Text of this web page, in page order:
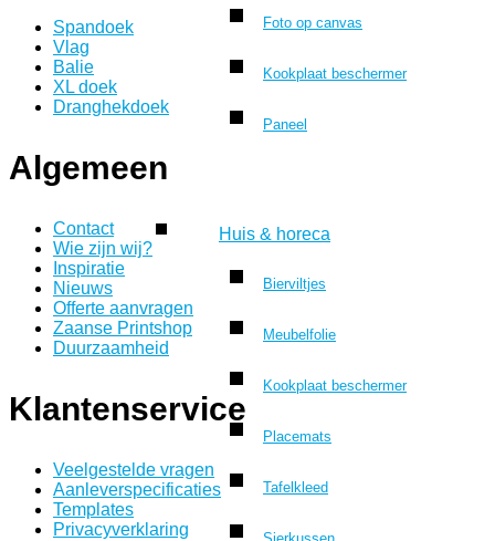
Foto op canvas
Kookplaat beschermer
Paneel
Huis & horeca
Bierviltjes
Meubelfolie
Kookplaat beschermer
Placemats
Tafelkleed
Spandoek
Vlag
Balie
XL doek
Dranghekdoek
Algemeen
Contact
Wie zijn wij?
Inspiratie
Nieuws
Offerte aanvragen
Zaanse Printshop
Duurzaamheid
Klantenservice
Veelgestelde vragen
Aanleverspecificaties
Templates
Privacyverklaring